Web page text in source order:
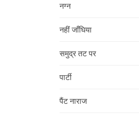
नग्न
नहीं जाँघिया
समुद्र तट पर
पार्टी
पैंट नाराज